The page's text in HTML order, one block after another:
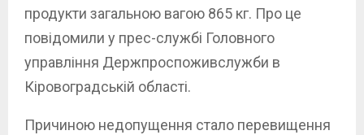
продукти загальною вагою 865 кг. Про це
повідомили у прес-службі Головного
управління Держпроспоживслужби в
Кіровоградській області.
Причиною недопущення стало перевищення